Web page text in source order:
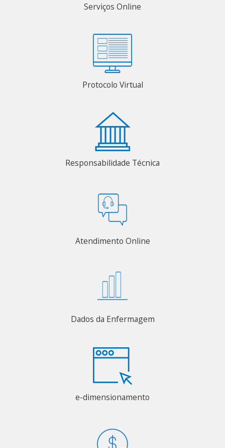
Serviços Online
Protocolo Virtual
Responsabilidade Técnica
Atendimento Online
Dados da Enfermagem
e-dimensionamento